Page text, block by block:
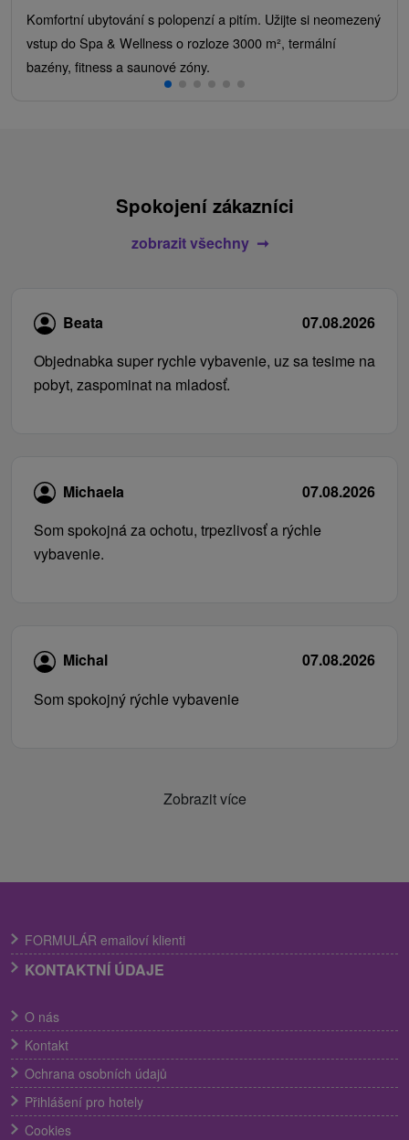
Komfortní ubytování s polopenzí a pitím. Užijte si neomezený
vstup do Spa & Wellness o rozloze 3000 m², termální
bazény, fitness a saunové zóny.
Spokojení zákazníci
zobrazit všechny
Beata
07.08.2026
Objednabka super rychle vybavenie, uz sa tesime na
pobyt, zaspominat na mladosť.
Michaela
07.08.2026
Som spokojná za ochotu, trpezlivosť a rýchle
vybavenie.
Michal
07.08.2026
Som spokojný rýchle vybavenie
Zobrazit více
FORMULÁR emailoví klienti
KONTAKTNÍ ÚDAJE
O nás
Kontakt
Ochrana osobních údajů
Přihlášení pro hotely
Cookies